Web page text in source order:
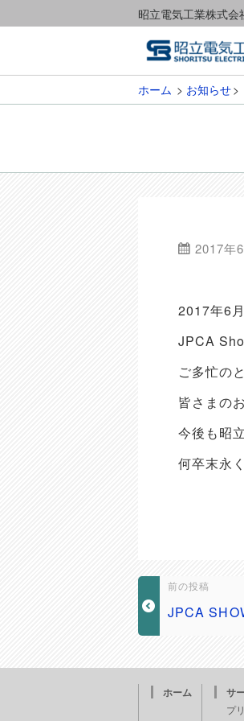
昭立電気工業株式
ホーム お知らせ
2017年
2017年6
JPCA
ご多忙の
皆さまの
今後も昭
何卒末永
前の投稿
JPCA
ホーム サ
プ